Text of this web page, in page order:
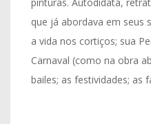
que já abordava em seus
a vida nos cortiços; sua
Carnaval (como na obra
bailes; as festividades; as